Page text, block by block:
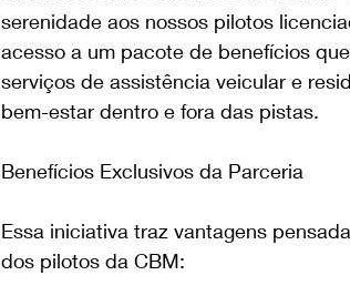
serenidade aos nossos pilotos
acesso a um pacote de benefícios
serviços de assistência veicular e
bem-estar dentro e fora das pistas.
Benefícios Exclusivos da Parceria
Essa iniciativa traz vantagens
dos pilotos da CBM: